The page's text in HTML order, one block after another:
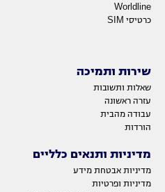
Worldline
כרטיסי SIM
שירות ותמיכה
שאלות ותשובות
עזרה ראשונה
עבודה מהבית
הורדות
מדיניות ותנאים כלליים
מדיניות אבטחת מידע
מדיניות ופרטיות